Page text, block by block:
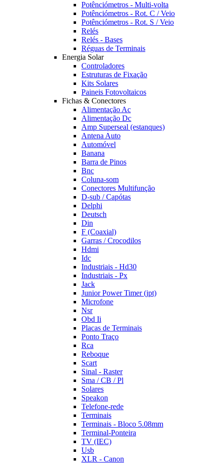
Potênciómetros - Multi-volta
Potênciómetros - Rot. C / Veio
Potênciómetros - Rot. S / Veio
Relés
Relés - Bases
Réguas de Terminais
Energia Solar
Controladores
Estruturas de Fixação
Kits Solares
Paineis Fotovoltaicos
Fichas & Conectores
Alimentação Ac
Alimentação Dc
Amp Superseal (estanques)
Antena Auto
Automóvel
Banana
Barra de Pinos
Bnc
Coluna-som
Conectores Multifunção
D-sub / Capótas
Delphi
Deutsch
Din
F (Coaxial)
Garras / Crocodilos
Hdmi
Idc
Industriais - Hd30
Industriais - Px
Jack
Junior Power Timer (jpt)
Microfone
Nsr
Obd Ii
Placas de Terminais
Ponto Traço
Rca
Reboque
Scart
Sinal - Raster
Sma / CB / Pl
Solares
Speakon
Telefone-rede
Terminais
Terminais - Bloco 5.08mm
Terminal-Ponteira
TV (IEC)
Usb
XLR - Canon